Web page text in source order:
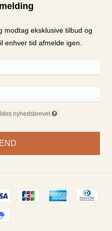
modtag eksklusive tilbud og
enhver tid afmelde igen.
nyhedsbrevet